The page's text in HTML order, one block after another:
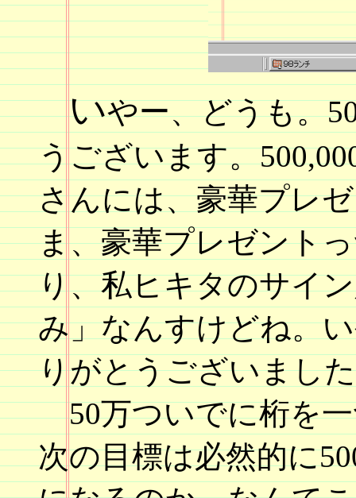
いやー、どうも。
うございます。
さんには、豪華プレ
ま、豪華プレゼント
り、私ヒキタのサイ
み」なんすけどね。
りがとうございまし
50万ついでに桁を一
次の目標は必然的に